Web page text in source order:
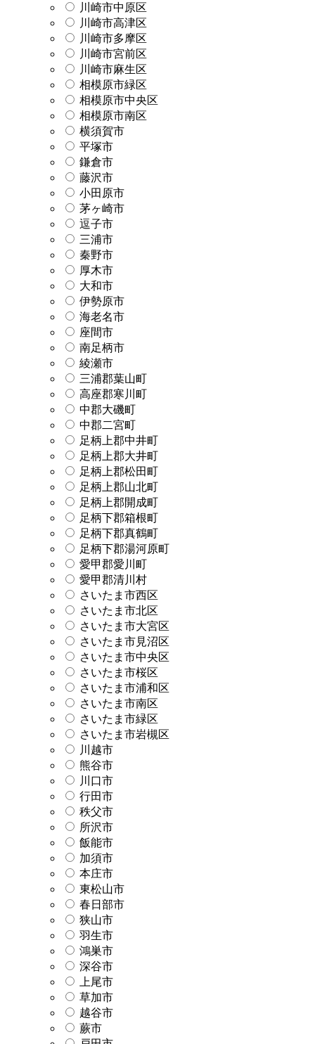
川崎市中原区
川崎市高津区
川崎市多摩区
川崎市宮前区
川崎市麻生区
相模原市緑区
相模原市中央区
相模原市南区
横須賀市
平塚市
鎌倉市
藤沢市
小田原市
茅ヶ崎市
逗子市
三浦市
秦野市
厚木市
大和市
伊勢原市
海老名市
座間市
南足柄市
綾瀬市
三浦郡葉山町
高座郡寒川町
中郡大磯町
中郡二宮町
足柄上郡中井町
足柄上郡大井町
足柄上郡松田町
足柄上郡山北町
足柄上郡開成町
足柄下郡箱根町
足柄下郡真鶴町
足柄下郡湯河原町
愛甲郡愛川町
愛甲郡清川村
さいたま市西区
さいたま市北区
さいたま市大宮区
さいたま市見沼区
さいたま市中央区
さいたま市桜区
さいたま市浦和区
さいたま市南区
さいたま市緑区
さいたま市岩槻区
川越市
熊谷市
川口市
行田市
秩父市
所沢市
飯能市
加須市
本庄市
東松山市
春日部市
狭山市
羽生市
鴻巣市
深谷市
上尾市
草加市
越谷市
蕨市